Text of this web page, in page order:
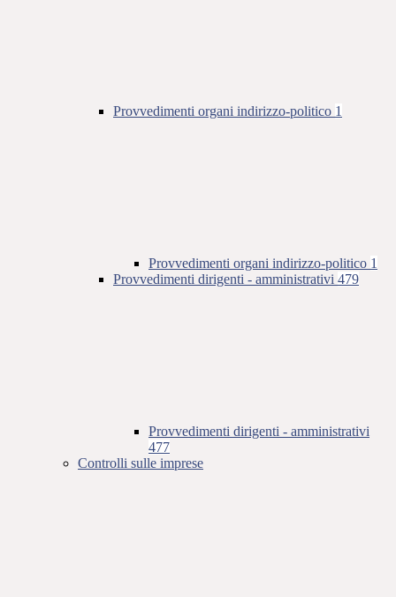
Provvedimenti organi indirizzo-politico 1
Provvedimenti organi indirizzo-politico 1
Provvedimenti dirigenti - amministrativi 479
Provvedimenti dirigenti - amministrativi
477
Controlli sulle imprese